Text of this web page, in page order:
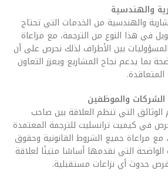
والهندسية
والهندسية من الخدمات التي تحتاج
في هذا النوع من الترجمة، مع مراعاة
بين الأطراف لذلك نحرص على أن
بما يدعم نجاح المشاريع ويعزز التعاون
والموظفين
التي تنظم العلاقة بين صاحب
في كيميت ترانسليت للترجمة المعتمدة
مراعاة جميع الشروط القانونية وحقوق
الواضحة التي نقدمها أساسًا متينًا لعلاقة
حدوث أي نزاعات مستقبلية.